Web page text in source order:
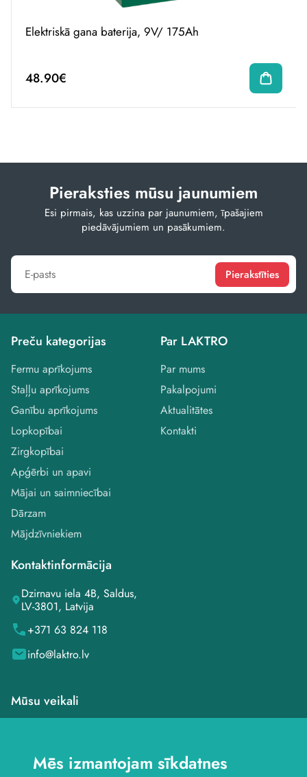
Mēs izmantojam sīkdatnes
Elektriskā gana baterija, 9V/ 175Ah
48.90€
Pieraksties mūsu jaunumiem
Esi pirmais, kas uzzina par jaunumiem, īpašajiem
piedāvājumiem un pasākumiem.
Pierakstīties
Preču kategorijas
Fermu aprīkojums
Staļļu aprīkojums
Ganību aprīkojums
Lopkopībai
Zirgkopībai
Apģērbi un apavi
Mājai un saimniecībai
Dārzam
Mājdzīvniekiem
Par LAKTRO
Par mums
Pakalpojumi
Aktualitātes
Kontakti
Kontaktinformācija
Dzirnavu iela 4B, Saldus,
LV-3801, Latvija
+371 63 824 118
info@laktro.lv
Mūsu veikali
Veikals Saldū, Kuldīgas